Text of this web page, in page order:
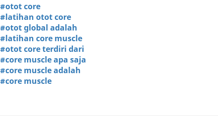
#otot core
#latihan otot core
#otot global adalah
#latihan core muscle
#otot core terdiri dari
#core muscle apa saja
#core muscle adalah
#core muscle